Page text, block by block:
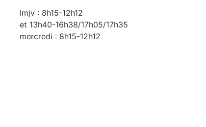
lmjv : 8h15-12h12
et 13h40-16h38/17h05/17h35
mercredi : 8h15-12h12